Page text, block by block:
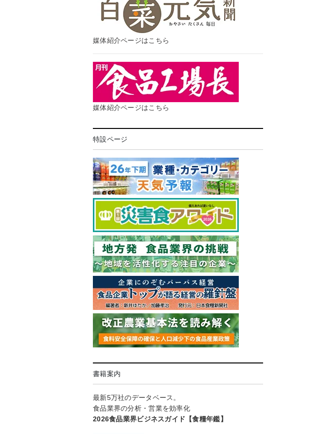
媒体紹介ページはこちら
媒体紹介ページはこちら
特設ページ
書籍案内
最新5万社のデータベース。
食品業界の分析・営業を効率化
2026食品業界ビジネスガイド【食糧年鑑】